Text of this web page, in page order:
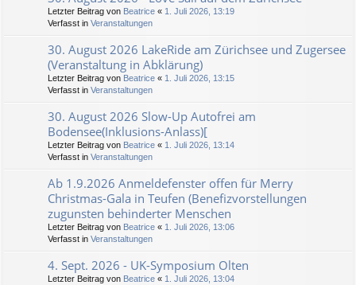
Letzter Beitrag von Beatrice « 1. Juli 2026, 13:19
Verfasst in Veranstaltungen
30. August 2026 LakeRide am Zürichsee und Zugersee
(Veranstaltung in Abklärung)
Letzter Beitrag von Beatrice « 1. Juli 2026, 13:15
Verfasst in Veranstaltungen
30. August 2026 Slow-Up Autofrei am
Bodensee(Inklusions-Anlass)[
Letzter Beitrag von Beatrice « 1. Juli 2026, 13:14
Verfasst in Veranstaltungen
Ab 1.9.2026 Anmeldefenster offen für Merry
Christmas-Gala in Teufen (Benefizvorstellungen
zugunsten behinderter Menschen
Letzter Beitrag von Beatrice « 1. Juli 2026, 13:06
Verfasst in Veranstaltungen
4. Sept. 2026 - UK-Symposium Olten
Letzter Beitrag von Beatrice « 1. Juli 2026, 13:04